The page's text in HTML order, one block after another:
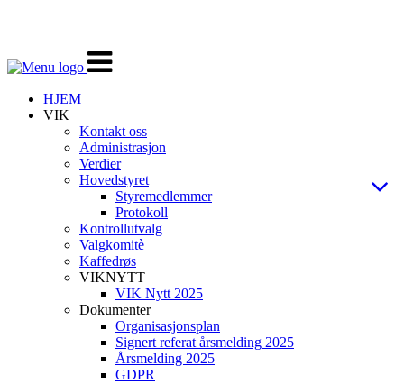
Veksle
navigasjon
HJEM
VIK
Kontakt oss
Administrasjon
Verdier
Hovedstyret
Styremedlemmer
Protokoll
Kontrollutvalg
Valgkomitè
Kaffedrøs
VIKNYTT
VIK Nytt 2025
Dokumenter
Organisasjonsplan
Signert referat årsmelding 2025
Årsmelding 2025
GDPR